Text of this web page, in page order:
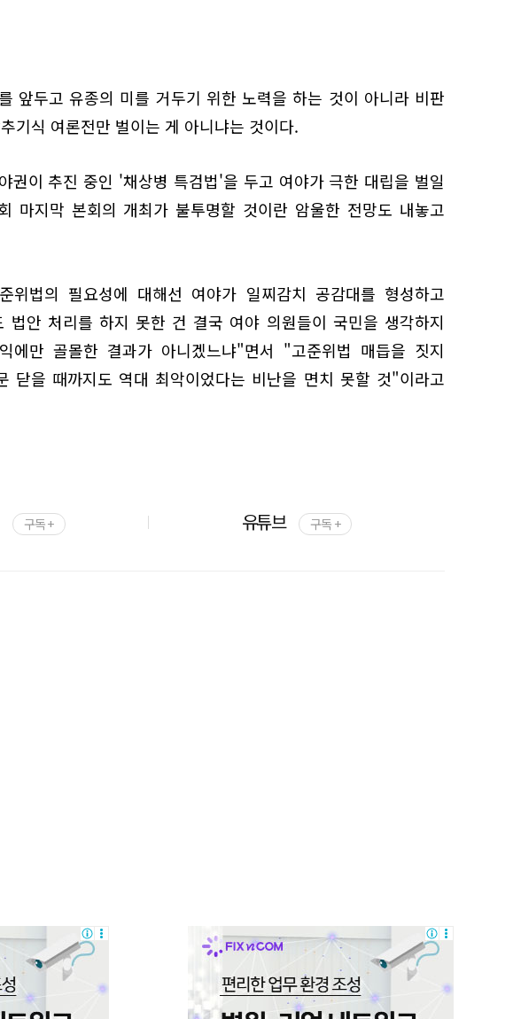
앞두고 유종의 미를 거두기 위한 노력을 하는 것이 아니라 비판
기식 여론전만 벌이는 게 아니냐는 것이다.
권이 추진 중인 '채상병 특검법'을 두고 여야가 극한 대립을 벌일
마지막 본회의 개최가 불투명할 것이란 암울한 전망도 내놓고
위법의 필요성에 대해선 여야가 일찌감치 공감대를 형성하고
법안 처리를 하지 못한 건 결국 여야 의원들이 국민을 생각하지
에만 골몰한 결과가 아니겠느냐"면서 "고준위법 매듭을 짓지
닫을 때까지도 역대 최악이었다는 비난을 면치 못할 것"이라고
구독 + 유튜브 구독 +